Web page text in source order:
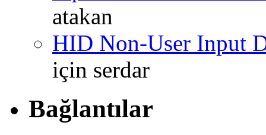
atakan
HID Non-User Input
için serdar
Bağlantılar